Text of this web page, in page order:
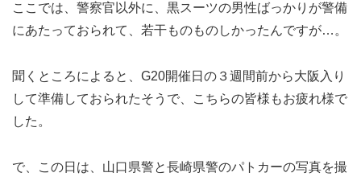
ここでは、警察官以外に、黒スーツの男性ばっかりが警備
にあたっておられて、若干ものものしかったんですが…。
聞くところによると、G20開催日の３週間前から大阪入り
して準備しておられたそうで、こちらの皆様もお疲れ様で
した。
で、この日は、山口県警と長崎県警のパトカーの写真を撮